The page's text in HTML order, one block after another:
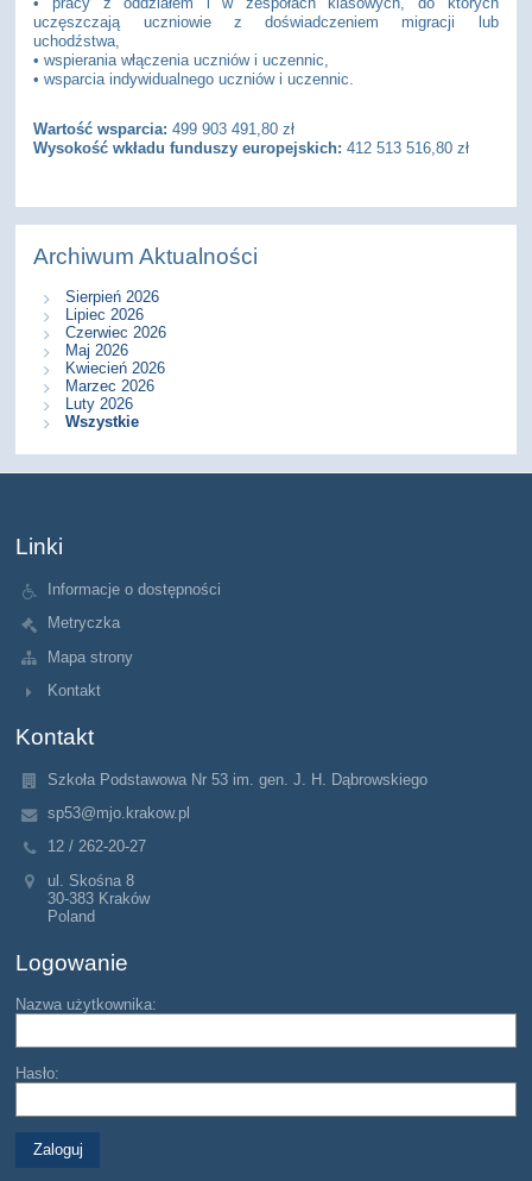
uczęszczają uczniowie z doświadczeniem migracji lub
uchodźstwa,
• wspierania włączenia uczniów i uczennic,
• wsparcia indywidualnego uczniów i uczennic.
Wartość wsparcia:499 903 491,80 zł
Wysokość wkładu funduszy europejskich: 412 513 516,80 zł
Archiwum Aktualności
Sierpień 2026
Lipiec 2026
Czerwiec 2026
Maj 2026
Kwiecień 2026
Marzec 2026
Luty 2026
Wszystkie
Linki
Informacje o dostępności
Metryczka
Mapa strony
Kontakt
Kontakt
Szkoła Podstawowa Nr 53 im. gen. J. H. Dąbrowskiego
sp53@mjo.krakow.pl
12 / 262-20-27
ul. Skośna 8
30-383 Kraków
Poland
Logowanie
Nazwa użytkownika:
Hasło: